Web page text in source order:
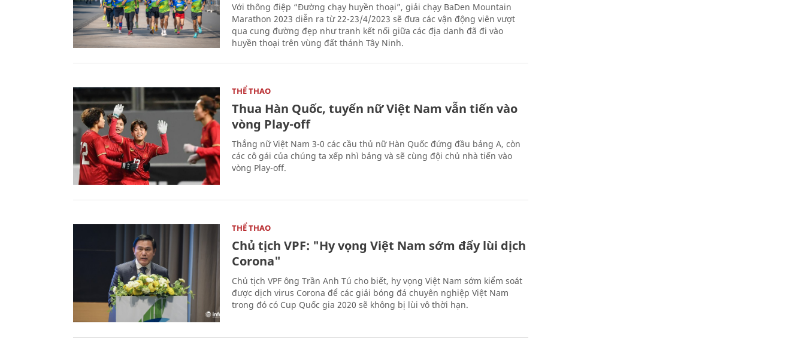
Với thông điệp “Đường chạy huyền thoại”, giải chạy BaDen Mountain
Marathon 2023 diễn ra từ 22-23/4/2023 sẽ đưa các vận động viên vượt
qua cung đường đẹp như tranh kết nối giữa các địa danh đã đi vào
huyền thoại trên vùng đất thánh Tây Ninh.
THỂ THAO
Thua Hàn Quốc, tuyển nữ Việt Nam vẫn tiến vào
vòng Play-off
Thắng nữ Việt Nam 3-0 các cầu thủ nữ Hàn Quốc đứng đầu bảng A, còn
các cô gái của chúng ta xếp nhì bảng và sẽ cùng đội chủ nhà tiến vào
vòng Play-off.
THỂ THAO
Chủ tịch VPF: "Hy vọng Việt Nam sớm đẩy lùi dịch
Corona"
Chủ tịch VPF ông Trần Anh Tú cho biết, hy vọng Việt Nam sớm kiểm soát
được dịch virus Corona để các giải bóng đá chuyên nghiệp Việt Nam
trong đó có Cup Quốc gia 2020 sẽ không bị lùi vô thời hạn.